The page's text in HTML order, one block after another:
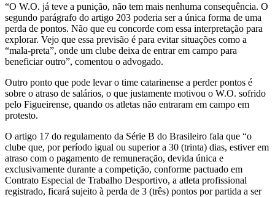
“O W.O. já teve a punição, não tem mais nenhuma consequência. O
segundo parágrafo do artigo 203 poderia ser a única forma de uma
perda de pontos. Não que eu concorde com essa interpretação para
explorar. Vejo que essa previsão é para evitar situações como a
“mala-preta”, onde um clube deixa de entrar em campo para
beneficiar outro”, comentou o advogado.
Outro ponto que pode levar o time catarinense a perder pontos é
sobre o atraso de salários, o que justamente motivou o W.O. sofrido
pelo Figueirense, quando os atletas não entraram em campo em
protesto.
O artigo 17 do regulamento da Série B do Brasileiro fala que “o
clube que, por período igual ou superior a 30 (trinta) dias, estiver em
atraso com o pagamento de remuneração, devida única e
exclusivamente durante a competição, conforme pactuado em
Contrato Especial de Trabalho Desportivo, a atleta profissional
registrado, ficará sujeito à perda de 3 (três) pontos por partida a ser